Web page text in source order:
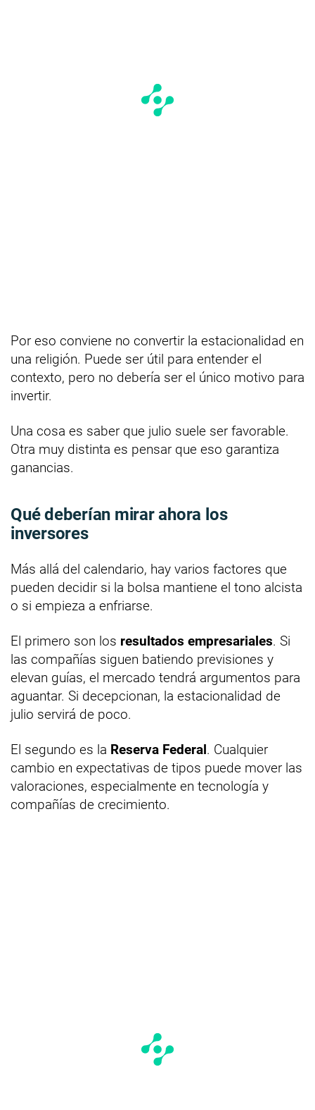
Por eso conviene no convertir la estacionalidad en
una religión. Puede ser útil para entender el
contexto, pero no debería ser el único motivo para
invertir.
Una cosa es saber que julio suele ser favorable.
Otra muy distinta es pensar que eso garantiza
ganancias.
Qué deberían mirar ahora los
inversores
Más allá del calendario, hay varios factores que
pueden decidir si la bolsa mantiene el tono alcista
o si empieza a enfriarse.
El primero son los resultados empresariales. Si
las compañías siguen batiendo previsiones y
elevan guías, el mercado tendrá argumentos para
aguantar. Si decepcionan, la estacionalidad de
julio servirá de poco.
El segundo es la Reserva Federal. Cualquier
cambio en expectativas de tipos puede mover las
valoraciones, especialmente en tecnología y
compañías de crecimiento.